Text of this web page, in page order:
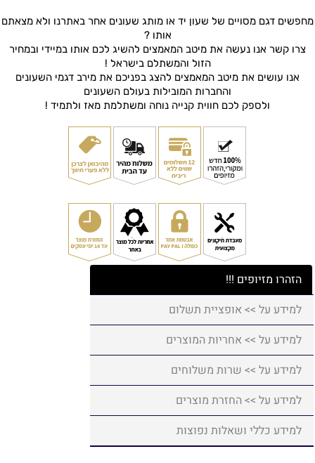
מחפשים דגם מסויים של שעון יד או מותג שעונים אחר באתרנו ולא מצאתם
אותו ?
צרו קשר אנו נעשה את מיטב המאמצים להשיג לכם אותו במיידי ובמחיר
הזול והמשתלם בישראל !
אנו עושים את מיטב המאמצים להצג בפניכם את מירב דגמי השעונים
והחברות המובילות בעולם השעונים
ולספק לכם חווית קנייה נוחה ומשתלמת מאז ולתמיד !
הזהרו מזיופים !!!
למידע על >> אופציית תשלום
למידע על >> אחריות המוצרים
למידע על >> שרות משלוחים
למידע על >> החזרת מוצרים
למידע כללי ושאלות נפוצות